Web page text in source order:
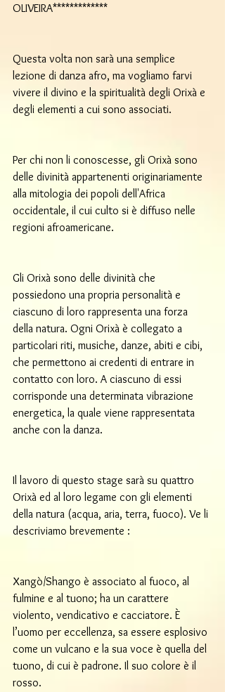
OLIVEIRA*************
Questa volta non sarà una semplice
lezione di danza afro, ma vogliamo farvi
vivere il divino e la spiritualità degli Orixà e
degli elementi a cui sono associati.
Per chi non li conoscesse, gli Orixà sono
delle divinità appartenenti originariamente
alla mitologia dei popoli dell'Africa
occidentale, il cui culto si è diffuso nelle
regioni afroamericane.
Gli Orixà sono delle divinità che
possiedono una propria personalità e
ciascuno di loro rappresenta una forza
della natura. Ogni Orixà è collegato a
particolari riti, musiche, danze, abiti e cibi,
che permettono ai credenti di entrare in
contatto con loro. A ciascuno di essi
corrisponde una determinata vibrazione
energetica, la quale viene rappresentata
anche con la danza.
Il lavoro di questo stage sarà su quattro
Orixà ed al loro legame con gli elementi
della natura (acqua, aria, terra, fuoco). Ve li
descriviamo brevemente :
Xangò/Shango è associato al fuoco, al
fulmine e al tuono; ha un carattere
violento, vendicativo e cacciatore. È
l’uomo per eccellenza, sa essere esplosivo
come un vulcano e la sua voce è quella del
tuono, di cui è padrone. Il suo colore è il
rosso.